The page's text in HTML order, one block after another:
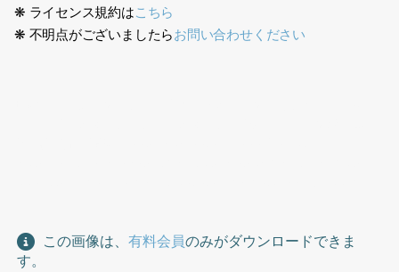
❋ ライセンス規約はこちら
❋ 不明点がございましたらお問い合わせください
この画像は、 有料会員のみがダウンロードできま
す。